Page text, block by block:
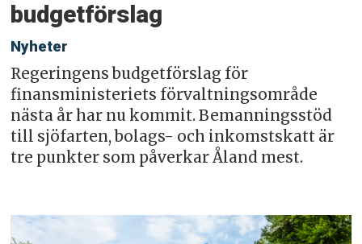
budgetförslag
Nyheter
Regeringens budgetförslag för
finansministeriets förvaltningsområde
nästa år har nu kommit. Bemanningsstöd
till sjöfarten, bolags- och inkomstskatt är
tre punkter som påverkar Åland mest.